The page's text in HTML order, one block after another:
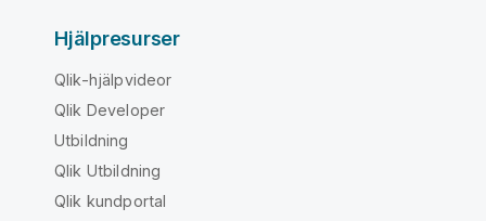
Hjälpresurser
Qlik-hjälpvideor
Qlik Developer
Utbildning
Qlik Utbildning
Qlik kundportal